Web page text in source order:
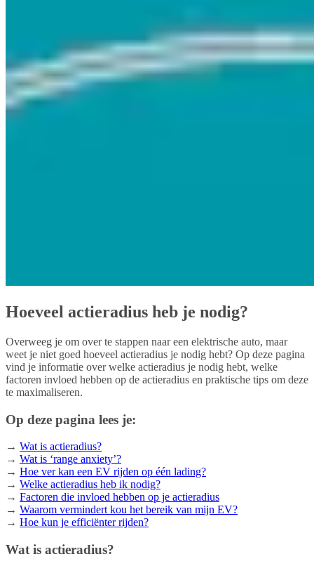
Hoeveel actieradius heb je nodig?
Overweeg je om over te stappen naar een elektrische auto, maar
weet je niet goed hoeveel actieradius je nodig hebt? Op deze pagina
vind je informatie over welke actieradius je nodig hebt, welke
factoren invloed hebben op de actieradius en praktische tips om deze
te maximaliseren.
Op deze pagina lees je:
→ Wat is actieradius?
→ Wat is ‘range anxiety’?
→ Hoe ver kan een EV rijden op één lading?
→ Welke actieradius heb ik nodig?
→ Factoren die invloed hebben op je actieradius
→ Waarom vermindert kou het bereik van mijn EV?
→ Hoe kun je efficiënter rijden?
Wat is actieradius?